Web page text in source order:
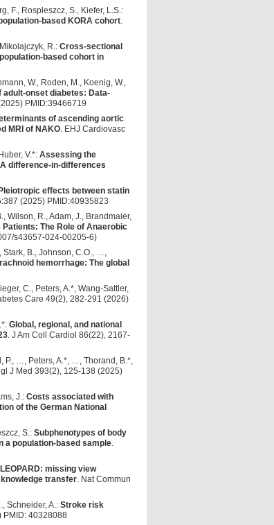
F., Rospleszcz, S., Kiefer, L.S.:
based KORA cohort.
R.: Cross-sectional
based cohort in
W., Roden, M., Koenig, W.,
adult-onset diabetes: Data-
PMID:39466719
of ascending aortic
MRI of NAKO. EHJ Cardiovasc
V.*: Assessing the
difference-in-differences
Pleiotropic effects between statin
(2025) PMID:40935823
Wilson, R., Adam, J., Brandmaier,
The Role of Anaerobic
s43657-024-00205-6)
Stark, B., Johnson, C.O., …,
hemorrhage: The global
C., Peters, A.*, Wang-Sattler,
Care 49(2), 282-291 (2026)
Global, regional, and national
. J Am Coll Cardiol 86(22), 2167-
P., …, Peters, A.*, …, Thorand, B.*,
J Med 393(2), 125-138 (2025)
J.:Costs associated with
of the German National
S.: Subphenotypes of body
a population-based sample.
LEOPARD: missing view
transfer. Nat Commun
Schneider, A.: Stroke risk
PMID: 40328088